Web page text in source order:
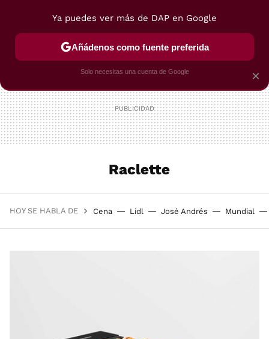
POSTRES VIAJES SELECCIÓN VEGUI
Raclette
HOY SE HABLA DE Cena Lidl José Andrés Mundial
×
Ya puedes ver más de DAP en Google
Añádenos como fuente preferida
Solo necesitas una cuenta de Google